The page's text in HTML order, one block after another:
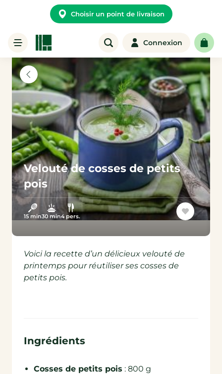
Choisir un point de livraison
Connexion
Velouté de cosses de petits
pois
15 min30 min4 pers.
Voici la recette d’un délicieux velouté de
printemps pour réutiliser ses cosses de
petits pois.
Ingrédients
Cosses de petits pois : 800 g